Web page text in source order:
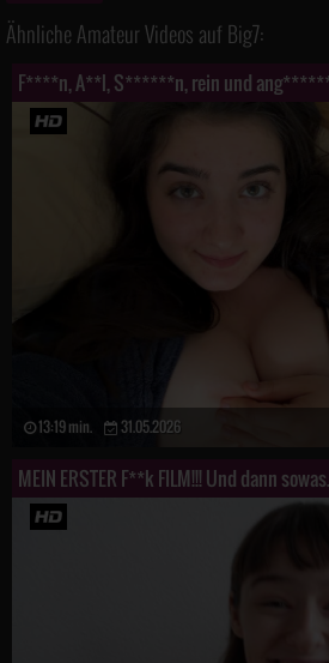
Ähnliche Amateur Videos auf Big7:
13:19 min. 31.05.2026
MEIN ERSTER F**k FILM!!! Und dann